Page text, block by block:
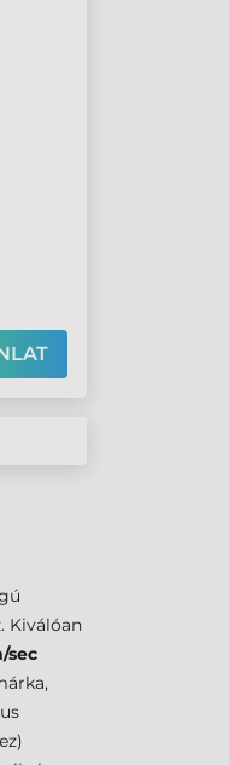
Kiválóan
sec